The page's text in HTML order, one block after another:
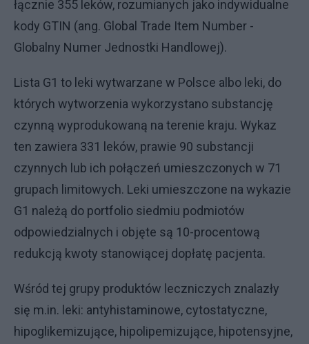
łącznie 355 leków, rozumianych jako indywidualne
kody GTIN (ang. Global Trade Item Number -
Globalny Numer Jednostki Handlowej).
Lista G1 to leki wytwarzane w Polsce albo leki, do
których wytworzenia wykorzystano substancję
czynną wyprodukowaną na terenie kraju. Wykaz
ten zawiera 331 leków, prawie 90 substancji
czynnych lub ich połączeń umieszczonych w 71
grupach limitowych. Leki umieszczone na wykazie
G1 należą do portfolio siedmiu podmiotów
odpowiedzialnych i objęte są 10-procentową
redukcją kwoty stanowiącej dopłatę pacjenta.
Wśród tej grupy produktów leczniczych znalazły
się m.in. leki: antyhistaminowe, cytostatyczne,
hipoglikemizujące, hipolipemizujące, hipotensyjne,